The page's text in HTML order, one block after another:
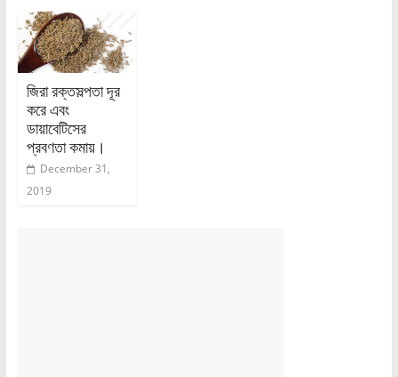
জিরা রক্তসল্পতা দূর
করে এবং
ডায়াবেটিসের
প্রবণতা কমায়।
December 31,
2019